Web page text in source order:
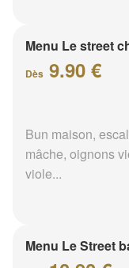
Menu Le street
Dès 9.90 €
Bun maison,
mâche, oignons
viole...
Menu Le Street